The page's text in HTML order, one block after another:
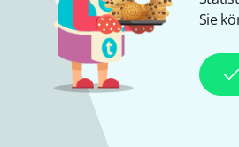
Sie
Mai 2012
1 Stück
3B